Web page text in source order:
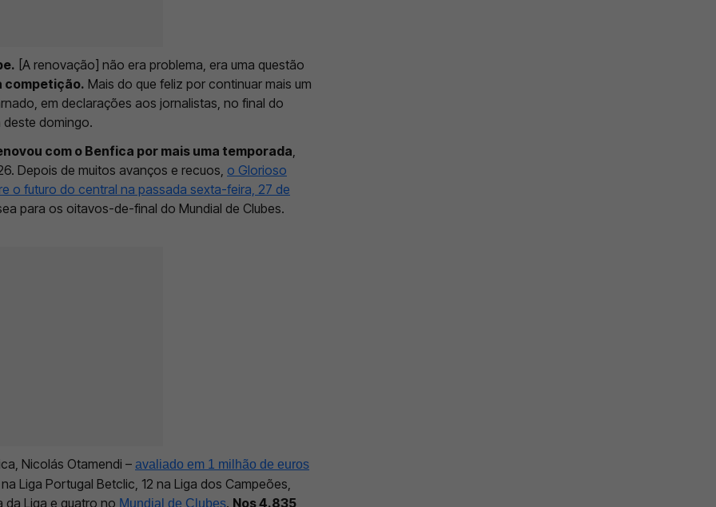
[A renovação] não era problema, era uma questão
competição. Mais do que feliz por continuar mais um
em declarações aos jornalistas, no final do
domingo.
com o Benfica por mais uma temporada
Depois de muitos avanços e recuos, o Glorioso
o futuro do central na passada sexta-feira, 27 de
para os oitavos-de-final do Mundial de Clubes.
Nicolás Otamendi – avaliado em 1 milhão de euros
Liga Portugal Betclic, 12 na Liga dos Campeões,
da Liga e quatro no Mundial de Clubes. Nos 4.835